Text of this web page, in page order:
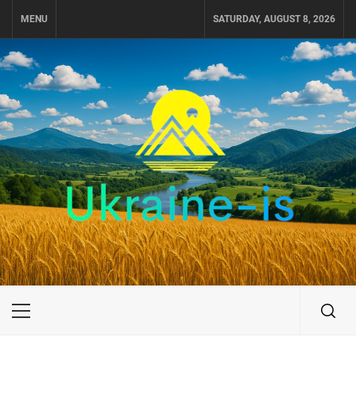
MENU SATURDAY, AUGUST 8, 2026
UKRAINE-IS
ПОДОРОЖI ПО УКРАЇНІ
Primary